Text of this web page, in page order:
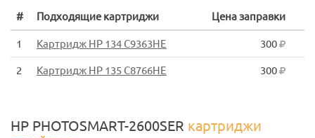
# Подходящие картриджи Цена заправки
1 Картридж HP 134 C9363HE 300
2 Картридж HP 135 C8766HE 300
HP PHOTOSMART-2600SER картриджи